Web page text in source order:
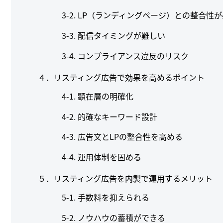
LP（ランディングページ）との整合性
配信タイミングが難しい
コンプライアンス違反のリスク
４．リスティング広告で効果を高めるポイント
顕在層の明確化
的確なキーワード設計
広告文とLPの整合性を高める
運用体制を固める
５．リスティング広告を内製で運用するメリット
手数料を抑えられる
ノウハウの蓄積ができる